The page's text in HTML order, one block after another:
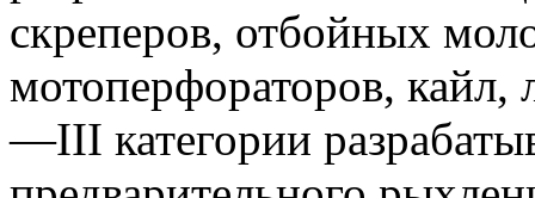
скреперов, отбойных
мотоперфораторов,
—III категории